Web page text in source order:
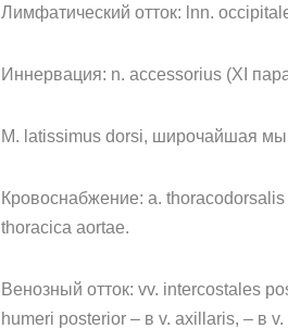
Лимфатический отток: lnn.
Иннервация: n. accessorius (XI
M. latissimus dorsi, широчайшая
Кровоснабжение: a.
thoracica aortae.
Венозный отток: vv. intercostales
humeri posterior – в v. axillaris, – в